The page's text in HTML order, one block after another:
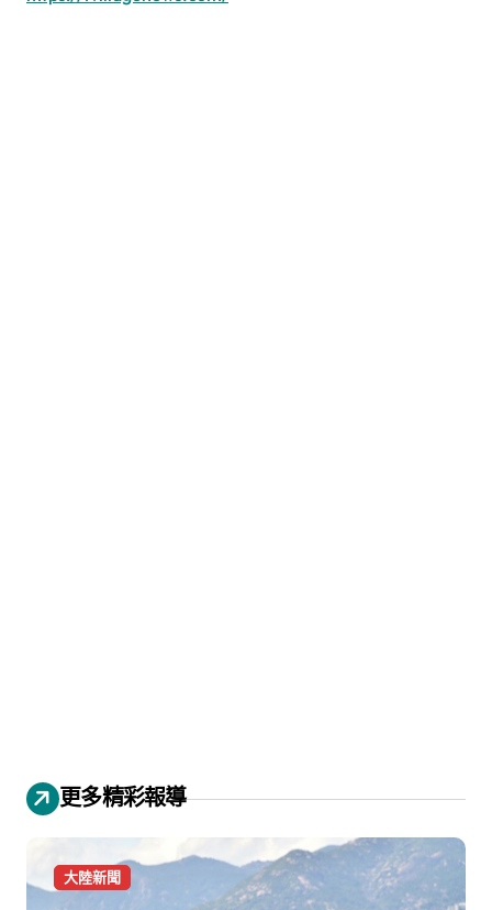
更多精彩報導
大陸新聞